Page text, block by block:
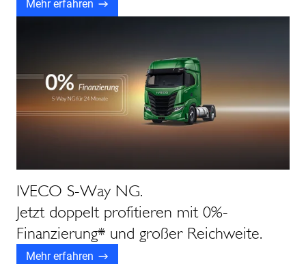
Mehr erfahren
IVECO S-Way NG.
Jetzt doppelt profitieren mit 0%-
Finanzierung* und großer Reichweite.
Mehr erfahren